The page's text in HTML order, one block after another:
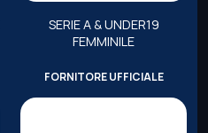
SERIE A & UNDER19
FEMMINILE
FORNITORE UFFICIALE